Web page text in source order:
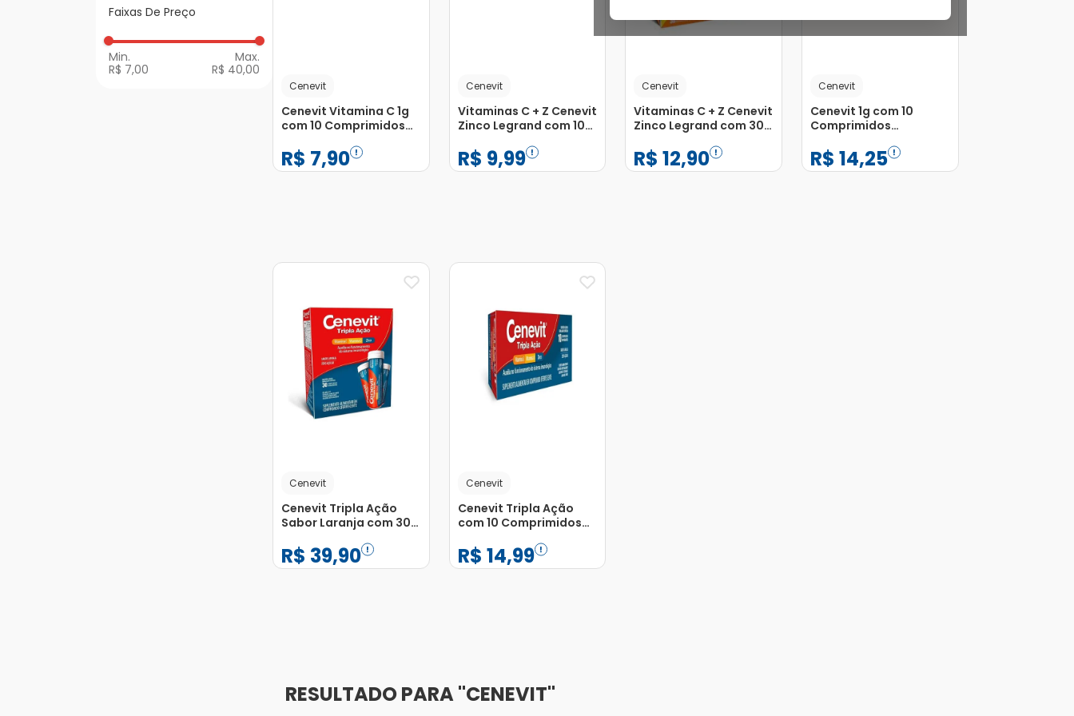
Multivitamínico
Faixas De Preço
R$ 7,00 R$ 40,00
Cenevit
Cenevit Vitamina C 1g
com 10 Comprimidos
R$ 7,90
Cenevit
Vitaminas C + Z Cenevit
Zinco Legrand com 10
Efervescentes
R$ 9,99
Cenevit
Vitaminas C + Z Cenevit
Zinco Legrand com 30
Efervescentes
R$ 12,90
Cenevit
Cenevit 1g com 10
Comprimidos
R$ 14,25
Cenevit
Cenevit Tripla Ação
Sabor Laranja com 30
Efervescentes
R$ 39,90
Cenevit
Cenevit Tripla Ação
com 10 Comprimidos
R$ 14,99
CENEVIT